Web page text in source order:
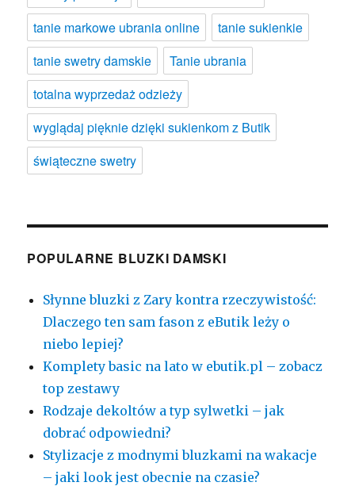
tanie markowe ubrania online
tanie sukienkie
tanie swetry damskie
Tanie ubrania
totalna wyprzedaż odzieży
wyglądaj pięknie dzięki sukienkom z Butik
świąteczne swetry
POPULARNE BLUZKI DAMSKI
Słynne bluzki z Zary kontra rzeczywistość:
Dlaczego ten sam fason z eButik leży o
niebo lepiej?
Komplety basic na lato w ebutik.pl – zobacz
top zestawy
Rodzaje dekoltów a typ sylwetki – jak
dobrać odpowiedni?
Stylizacje z modnymi bluzkami na wakacje
– jaki look jest obecnie na czasie?